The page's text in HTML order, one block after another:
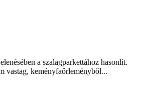
a szalagparkettához hasonlít.
vastag, keményfaőrleményből...